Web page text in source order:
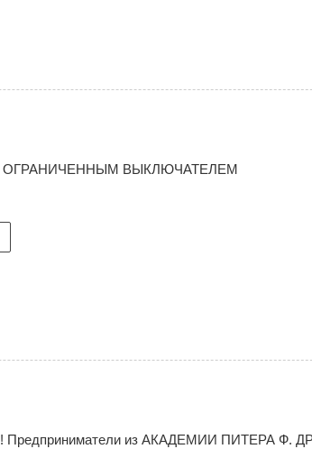
ОГРАНИЧЕННЫМ ВЫКЛЮЧАТЕЛЕМ
Предприниматели из АКАДЕМИИ ПИТЕРА Ф.